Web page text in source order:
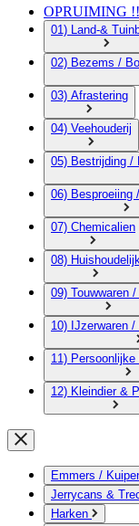
OPRUIMING !!
01) Land-&
02) Bezems /
03) Afrastering
04) Veehouderij
05) Bestrijding /
06) Besproeiing
07) Chemicalien
08)
09) Touwwaren /
10) IJzerwaren
11)
12) Kleindier &
Emmers /
Jerrycans &
Harken